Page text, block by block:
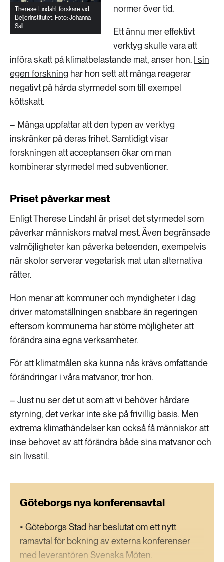
Therese Lindahl, forskare vid
Beijerinstitutet. Foto: Johanna
Säll
normer över tid.
Ett ännu mer effektivt
verktyg skulle vara att
införa skatt på klimatbelastande mat, anser hon. I sin
egen forskning har hon sett att många reagerar
negativt på hårda styrmedel som till exempel
köttskatt.
– Många uppfattar att den typen av verktyg
inskränker på deras frihet. Samtidigt visar
forskningen att acceptansen ökar om man
kombinerar styrmedel med subventioner.
Priset påverkar mest
Enligt Therese Lindahl är priset det styrmedel som
påverkar människors matval mest. Även begränsade
valmöjligheter kan påverka beteenden, exempelvis
när skolor serverar vegetarisk mat utan alternativa
rätter.
Hon menar att kommuner och myndigheter i dag
driver matomställningen snabbare än regeringen
eftersom kommunerna har större möjligheter att
förändra sina egna verksamheter.
För att klimatmålen ska kunna nås krävs omfattande
förändringar i våra matvanor, tror hon.
– Just nu ser det ut som att vi behöver hårdare
styrning, det verkar inte ske på frivillig basis. Men
extrema klimathändelser kan också få människor att
inse behovet av att förändra både sina matvanor och
sin livsstil.
Göteborgs nya konferensavtal
• Göteborgs Stad har beslutat om ett nytt
ramavtal för bokning av externa konferenser
med leverantören Svenska Möten.